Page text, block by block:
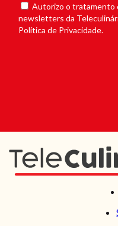
Autorizo o tratamento
newsletters da
Política de Privacidade.